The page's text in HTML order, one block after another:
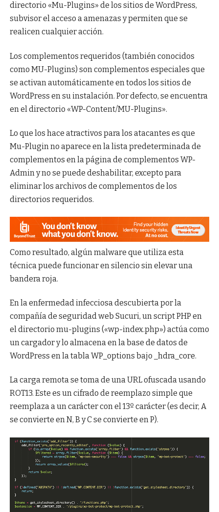
directorio «Mu-Plugins» de los sitios de WordPress,
subvisor el acceso a amenazas y permiten que se
realicen cualquier acción.
Los complementos requeridos (también conocidos
como MU-Plugins) son complementos especiales que
se activan automáticamente en todos los sitios de
WordPress en su instalación. Por defecto, se encuentra
en el directorio «WP-Content/MU-Plugins».
Lo que los hace atractivos para los atacantes es que
Mu-Plugin no aparece en la lista predeterminada de
complementos en la página de complementos WP-
Admin y no se puede deshabilitar, excepto para
eliminar los archivos de complementos de los
directorios requeridos.
Como resultado, algún malware que utiliza esta
técnica puede funcionar en silencio sin elevar una
bandera roja.
En la enfermedad infecciosa descubierta por la
compañía de seguridad web Sucuri, un script PHP en
el directorio mu-plugins («wp-index.php») actúa como
un cargador y lo almacena en la base de datos de
WordPress en la tabla WP_options bajo _hdra_core.
La carga remota se toma de una URL ofuscada usando
ROT13. Este es un cifrado de reemplazo simple que
reemplaza a un carácter con el 13º carácter (es decir, A
se convierte en N, B y C se convierte en P).